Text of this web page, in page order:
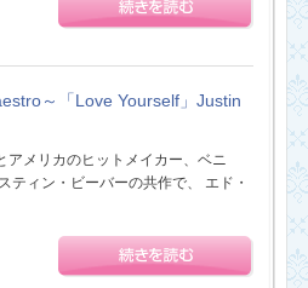
～「Love Yourself」Justin
アメリカのヒットメイカー、ベニ
ティン・ビーバーの共作で、 エド・